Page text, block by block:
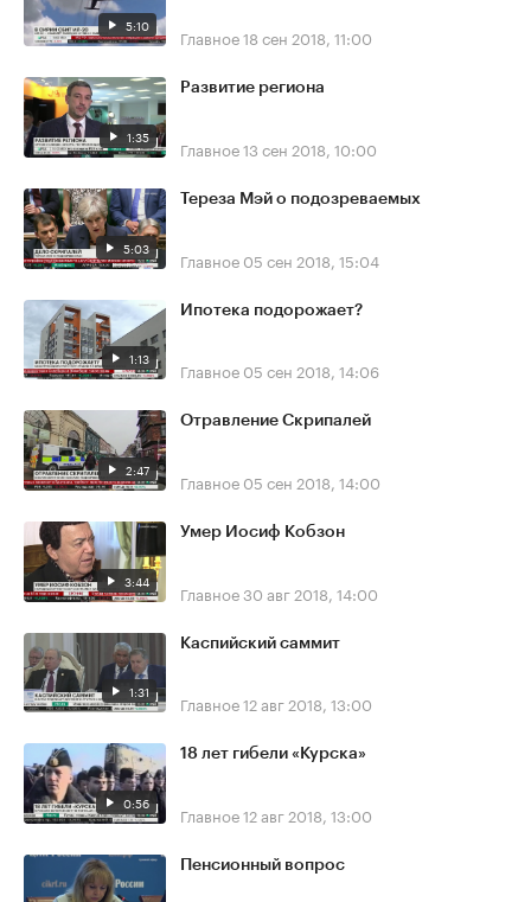
5:10 Главное18 сен 2018, 11:00
1:35
Развитие региона
Главное13 сен 2018, 10:00
5:03
Тереза Мэй о подозреваемых
Главное 05 сен 2018, 15:04
1:13
Ипотека подорожает?
Главное 05 сен 2018, 14:06
2:47
Отравление Скрипалей
Главное 05 сен 2018, 14:00
3:44
Умер Иосиф Кобзон
Главное30 авг 2018, 14:00
1:31
Каспийский саммит
Главное12 авг 2018, 13:00
0:56
18 лет гибели «Курска»
Главное12 авг 2018, 13:00
Пенсионный вопрос